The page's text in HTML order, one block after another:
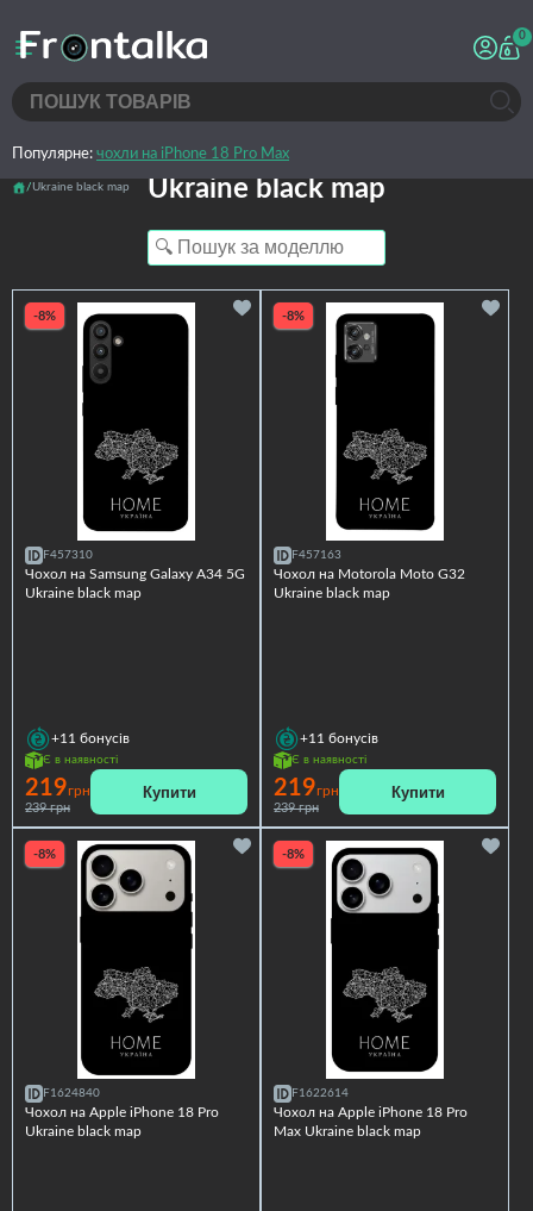
0
Популярне: чохли на iPhone 18 Pro Max
Ukraine black map Ukraine black map
-8%
F457310
Чохол на Samsung Galaxy A34 5G
Ukraine black map
+11 бонусів
Є в наявності
219грн
239 грн
Купити
-8%
F457163
Чохол на Motorola Moto G32
Ukraine black map
+11 бонусів
Є в наявності
219грн
239 грн
Купити
-8%
F1624840
Чохол на Apple iPhone 18 Pro
Ukraine black map
-8%
F1622614
Чохол на Apple iPhone 18 Pro
Max Ukraine black map